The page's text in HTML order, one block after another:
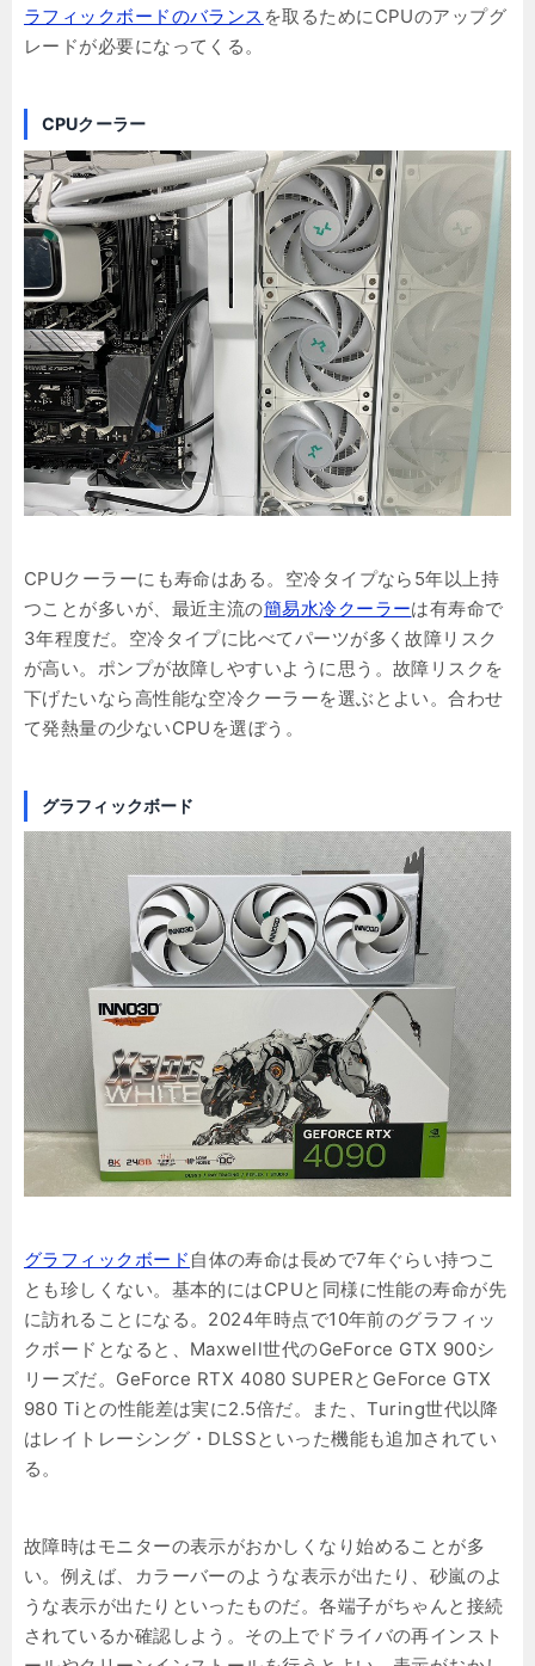
ラフィックボードのバランス を取るためにCPUのアップグ
レードが必要になってくる。
CPUクーラー
CPUクーラーにも寿命はある。空冷タイプなら5年以上持
つことが多いが、最近主流の簡易水冷クーラーは有寿命で
3年程度だ。空冷タイプに比べてパーツが多く故障リスク
が高い。ポンプが故障しやすいように思う。故障リスクを
下げたいなら高性能な空冷クーラーを選ぶとよい。合わせ
て発熱量の少ないCPUを選ぼう。
グラフィックボード
グラフィックボード 自体の寿命は長めで7年ぐらい持つこ
とも珍しくない。基本的にはCPUと同様に性能の寿命が先
に訪れることになる。2024年時点で10年前のグラフィッ
クボードとなると、Maxwell世代のGeForce GTX 900シ
リーズだ。GeForce RTX 4080 SUPERとGeForce GTX
980 Tiとの性能差は実に2.5倍だ。また、Turing世代以降
はレイトレーシング・DLSSといった機能も追加されてい
る。
故障時はモニターの表示がおかしくなり始めることが多
い。例えば、カラーバーのような表示が出たり、砂嵐のよ
うな表示が出たりといったものだ。各端子がちゃんと接続
されているか確認しよう。その上でドライバの再インスト